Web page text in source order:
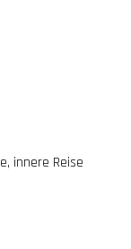
innere Reise